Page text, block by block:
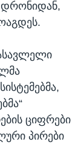
დრონიდან,
ციფრები
პირები